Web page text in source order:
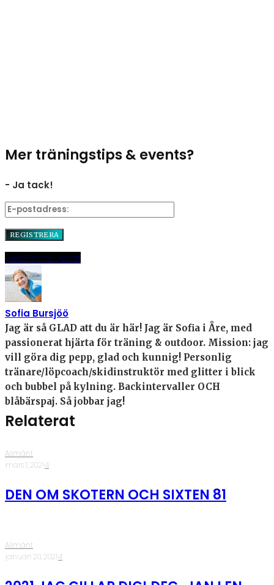
Mer träningstips & events?
- Ja tack!
DelaPinnaE-post
Sofia Bursjöö
Jag är så GLAD att du är här! Jag är Sofia i Åre, med
passionerat hjärta för träning & outdoor. Mission: jag
vill göra dig pepp, glad och kunnig! Personlig
tränare/löpcoach/skidinstruktör med glitter i blick
och bubbel på kylning. Backintervaller OCH
blåbärspaj. Så jobbar jag!
Relaterat
Allmänt
·mars 1, 2021·4
DEN OM SKOTERN OCH SIXTEN 81
Allmänt
·januari 20, 2021·4